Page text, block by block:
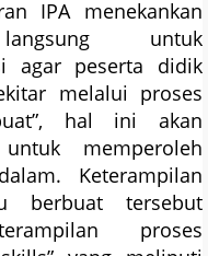
IPA menekankan
untuk
agar peserta didik
melalui proses
hal ini akan
memperoleh
Keterampilan
berbuat tersebut
proses